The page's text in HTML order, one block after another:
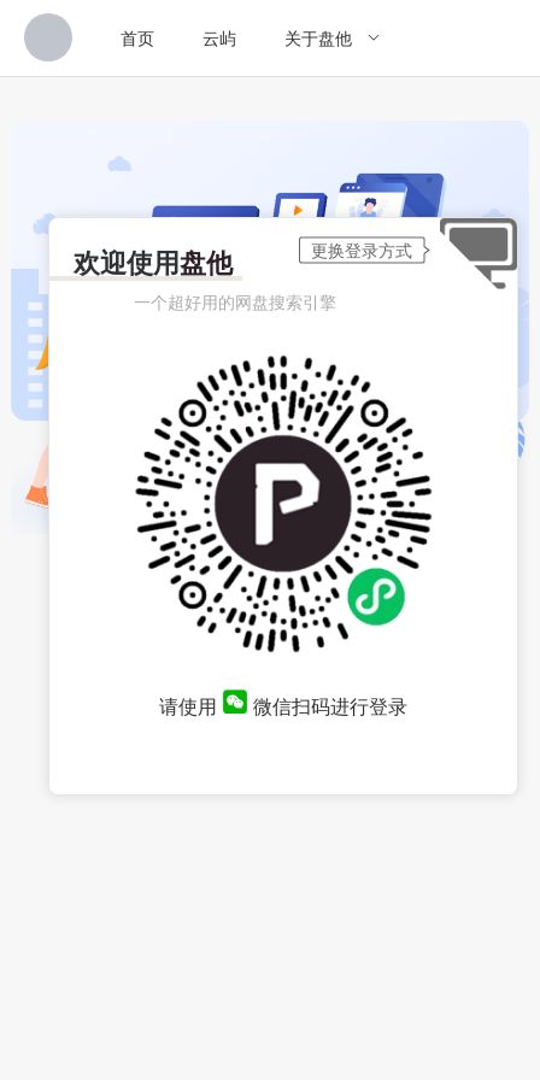
首页 云屿 关于盘他
欢迎使用盘他
一个超好用的网盘搜索引擎
请使用 微信扫码进行登录